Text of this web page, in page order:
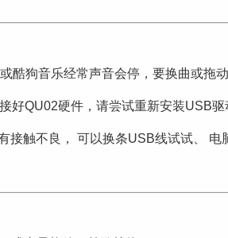
酷狗音乐经常声音会停，要换曲或拖
好QU02硬件，请尝试重新安装USB
接触不良， 可以换条USB线试试、